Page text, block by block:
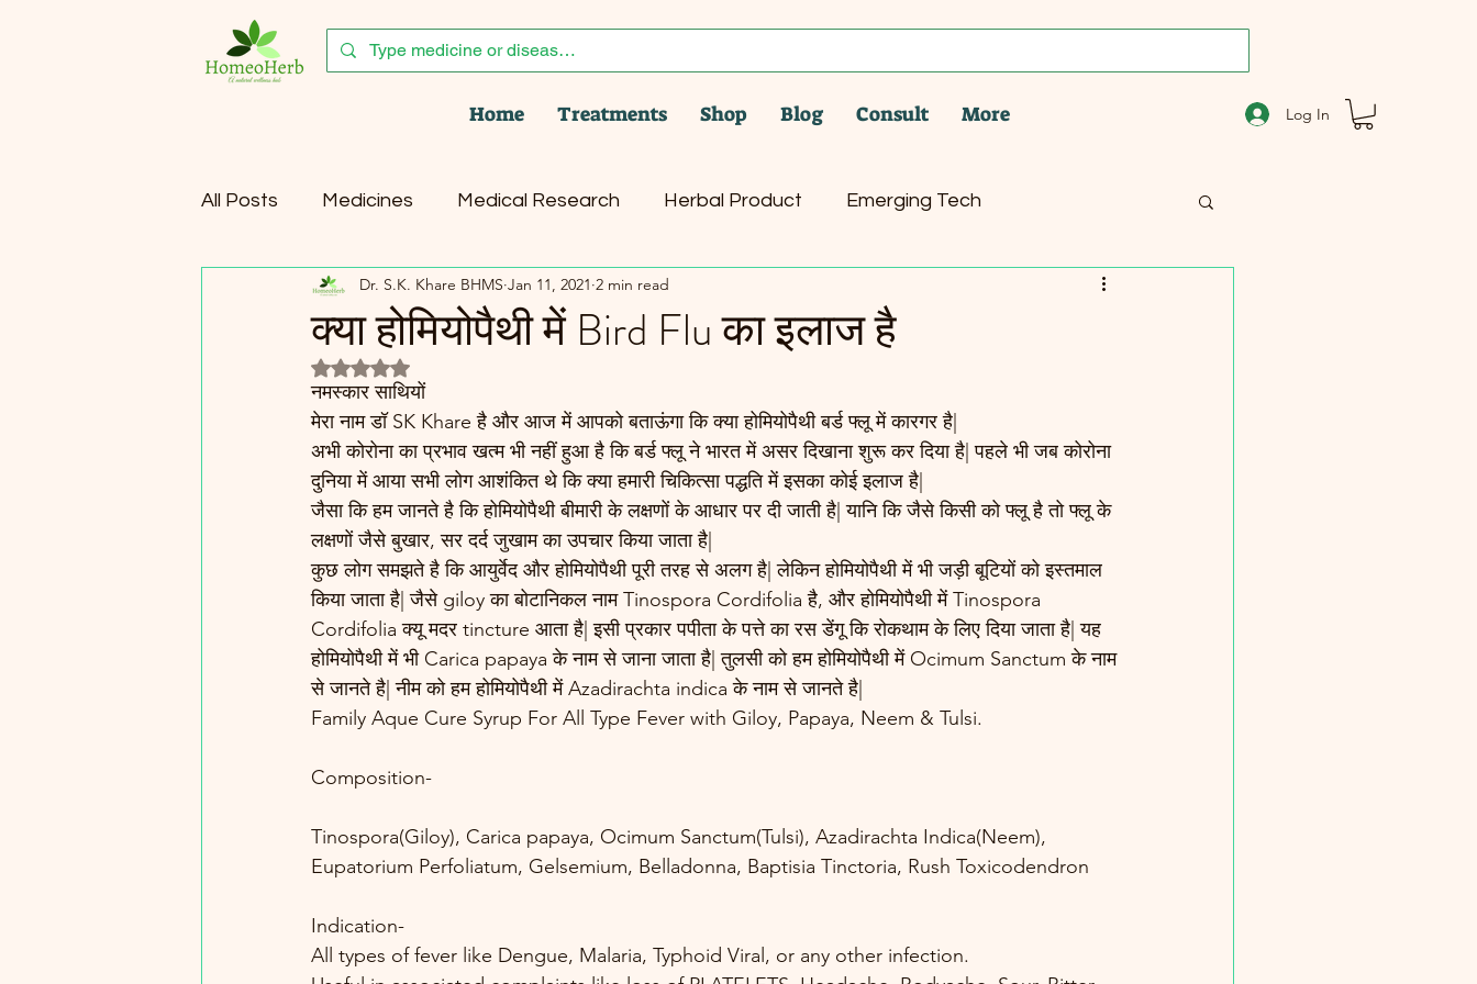
Home Treatments Shop Blog Consult More Log In
All Posts Medicines Medical Research Herbal Product Emerging Tech
Healthy Lifestyle Cancer Health News
क्या होमियोपैथी में Bird Flu का इलाज है
Dr. S.K. Khare BHMS Jan 11, 2021 2 min read
Rated NaN out of 5 stars.
नमस्कार साथियों
मेरा नाम डॉ SK Khare है और आज में आपको बताऊंगा कि क्या होमियोपैथी बर्ड फ्लू में कारगर है|
अभी कोरोना का प्रभाव खत्म भी नहीं हुआ है कि बर्ड फ्लू ने भारत में असर दिखाना शुरू कर दिया है| पहले भी जब कोरोना
दुनिया में आया सभी लोग आशंकित थे कि क्या हमारी चिकित्सा पद्धति में इसका कोई इलाज है|
जैसा कि हम जानते है कि होमियोपैथी बीमारी के लक्षणों के आधार पर दी जाती है| यानि कि जैसे किसी को फ्लू है तो फ्लू के
लक्षणों जैसे बुखार, सर दर्द जुखाम का उपचार किया जाता है|
कुछ लोग समझते है कि आयुर्वेद और होमियोपैथी पूरी तरह से अलग है| लेकिन होमियोपैथी में भी जड़ी बूटियों को इस्तमाल
किया जाता है| जैसे giloy का बोटानिकल नाम Tinospora Cordifolia है, और होमियोपैथी में Tinospora
Cordifolia क्यू मदर tincture आता है| इसी प्रकार पपीता के पत्ते का रस डेंगू कि रोकथाम के लिए दिया जाता है| यह
होमियोपैथी में भी Carica papaya के नाम से जाना जाता है| तुलसी को हम होमियोपैथी में Ocimum Sanctum के नाम
से जानते है| नीम को हम होमियोपैथी में Azadirachta indica के नाम से जानते है|
Family Aque Cure Syrup For All Type Fever with Giloy, Papaya, Neem & Tulsi.
Composition-
Tinospora(Giloy), Carica papaya, Ocimum Sanctum(Tulsi), Azadirachta Indica(Neem),
Eupatorium Perfoliatum, Gelsemium, Belladonna, Baptisia Tinctoria, Rush Toxicodendron
Indication-
All types of fever like Dengue, Malaria, Typhoid Viral, or any other infection.